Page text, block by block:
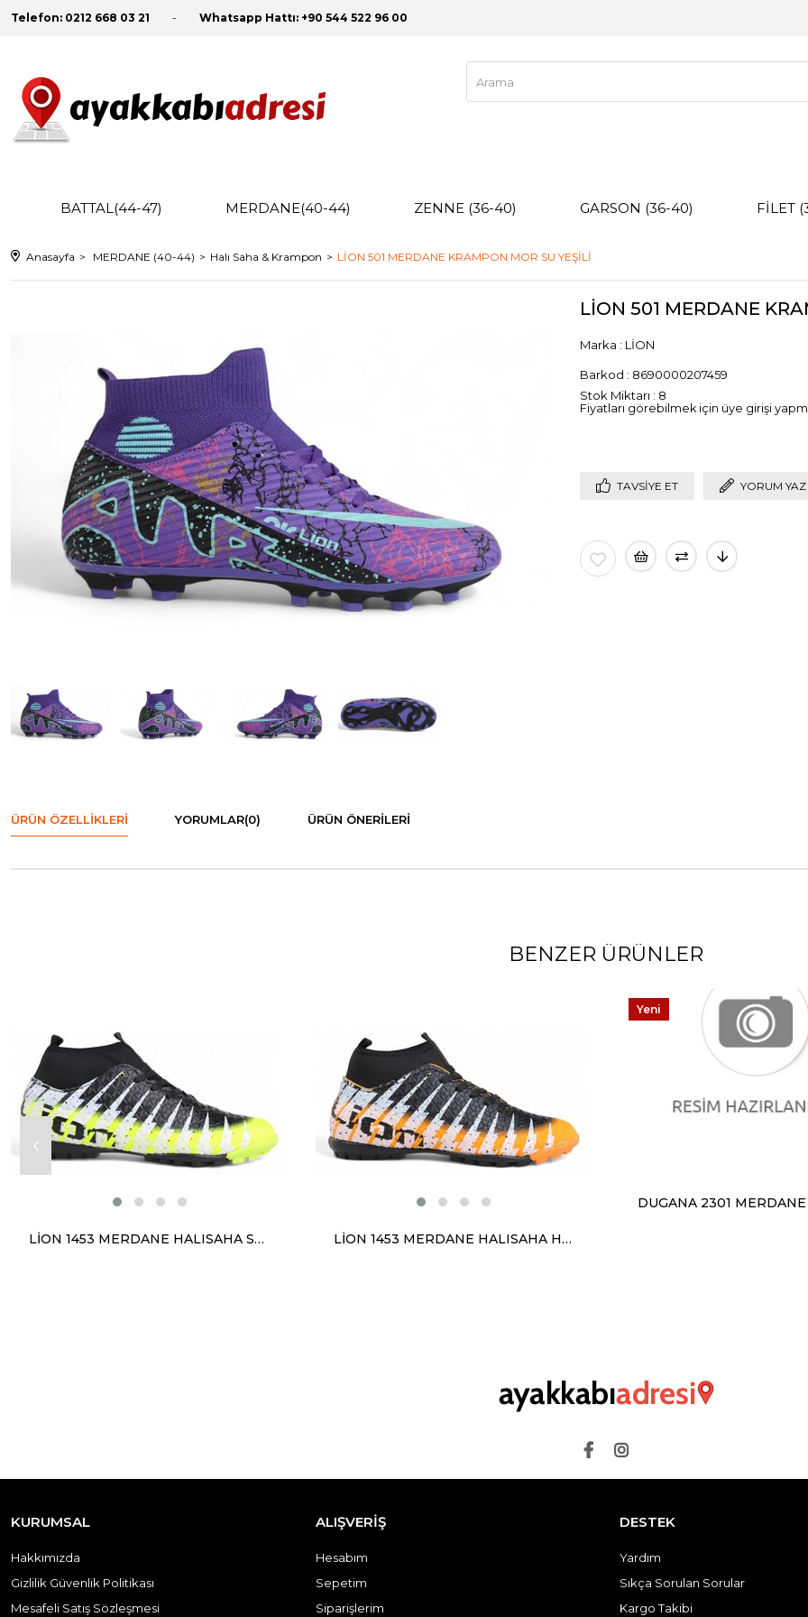
Telefon: 0212 668 03 21 Whatsapp Hattı: +90 544 522 96 00
BATTAL(44-47) MERDANE(40-44) ZENNE (36-40) GARSON (36-40) FİLET
Anasayfa MERDANE (40-44) Halı Saha & Krampon LİON 501 MERDANE KRAMPON MOR SU YEŞİLİ
LİON 501 MERDANE
Marka : LİON
Barkod : 8690000207459
Stok Miktarı : 8
Fiyatları görebilmek için üye girişi
TAVSIYE ET YORUM YAZ
ÜRÜN ÖZELLIKLERI YORUMLAR(0) ÜRÜN ÖNERILERI
BENZER ÜRÜNLER
LİON 1453 MERDANE HALISAHA SARI SİYAH LİON 1453 MERDANE HALISAHA HARDAL SİYAH
Yeni
KURUMSAL
Hakkımızda
Gizlilik Güvenlik Politikası
Mesafeli Satış Sözleşmesi
ALIŞVERİŞ
Hesabım
Sepetim
Siparişlerim
DESTEK
Yardım
Sıkça Sorulan Sorular
Kargo Takibi